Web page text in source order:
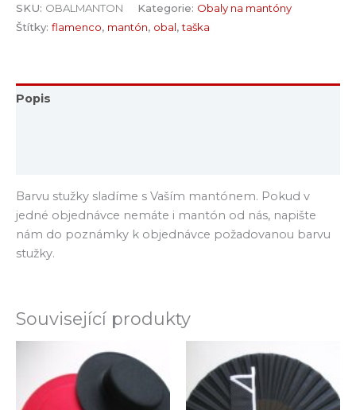
SKU: OBALMANTON Kategorie: Obaly na mantóny
Štítky: flamenco, mantón, obal,taška
Popis
Barvu stužky sladíme s Vaším mantónem. Pokud v
jedné objednávce nemáte i mantón od nás, napište
nám do poznámky k objednávce požadovanou barvu
stužky.
Související produkty
produkt
více